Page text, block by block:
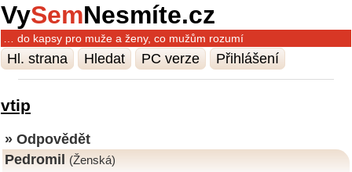
VySemNesmíte.cz
… do kapsy pro muže a ženy, co mužům rozumí
Hl. strana Hledat PC verze Přihlášení
vtip
» Odpovědět
Pedromil
(Ženská)